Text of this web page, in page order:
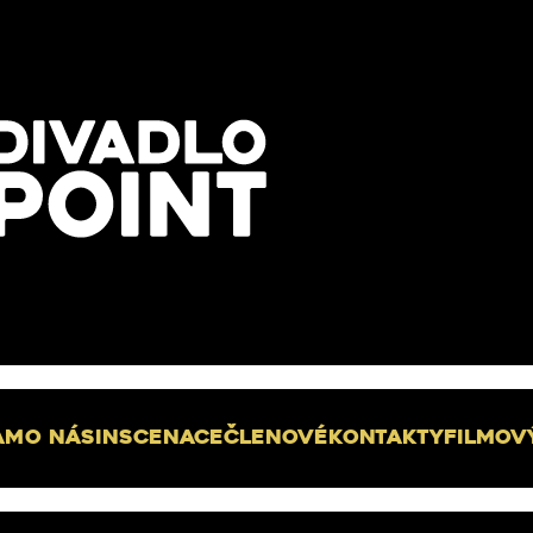
O násInscenaceČlenovéKontakty